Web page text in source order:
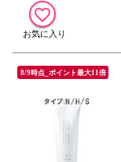
8/9時点_ポイント最大11倍